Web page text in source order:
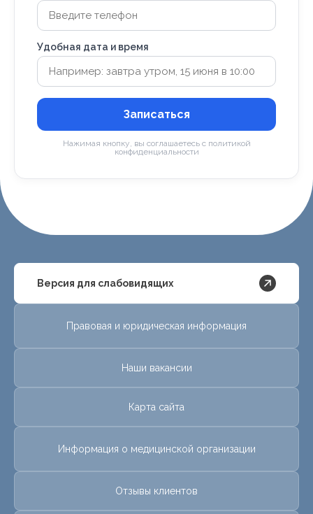
Удобная дата и время
Записаться
Нажимая кнопку, вы соглашаетесь с политикой
конфиденциальности
Версия для слабовидящих
Правовая и юридическая информация
Наши вакансии
Карта сайта
Информация о медицинской организации
Отзывы клиентов